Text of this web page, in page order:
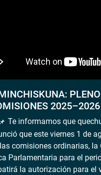
2025–2026
Te informamos que
que este viernes 1 de
comisiones ordinarias,
Parlamentaria para el
la autorización para el